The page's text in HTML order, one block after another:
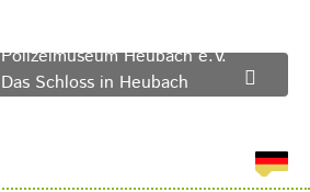
Polizeimuseum Heubach e.V.
Das Schloss in Heubach